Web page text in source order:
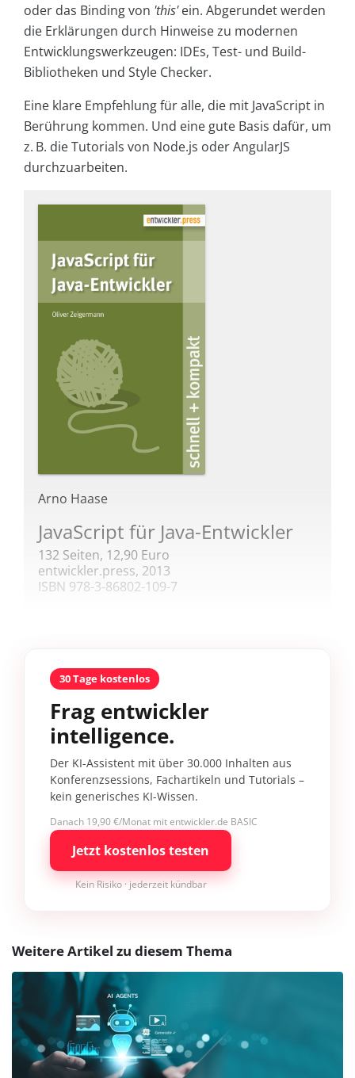
oder das Binding von 'this'ein. Abgerundet werden
die Erklärungen durch Hinweise zu modernen
Entwicklungswerkzeugen: IDEs, Test- und Build-
Bibliotheken und Style Checker.
Eine klare Empfehlung für alle, die mit JavaScript in
Berührung kommen. Und eine gute Basis dafür, um
z. B. die Tutorials von Node.js oder AngularJS
durchzuarbeiten.
Arno Haase
JavaScript für ­Java-Entwickler
132 Seiten, 12,90 Euro
entwickler.press, 2013
ISBN 978-3-86802-109-7
30 Tage kostenlos
Frag entwickler
intelligence.
Der KI-Assistent mit über 30.000 Inhalten aus
Konferenzsessions, Fachartikeln und Tutorials –
kein generisches KI-Wissen.
Danach 19,90 €/Monat mit entwickler.de BASIC
Jetzt kostenlos testen
Kein Risiko · jederzeit kündbar
Weitere Artikel zu diesem Thema